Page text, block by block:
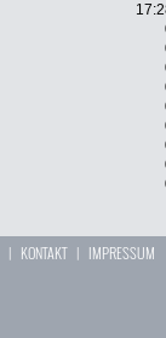
| KONTAKT| IMPRESSUM